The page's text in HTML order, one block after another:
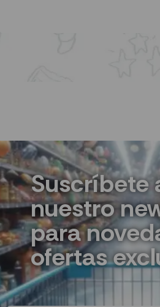
Suscríbete
nuestro
para
ofertas